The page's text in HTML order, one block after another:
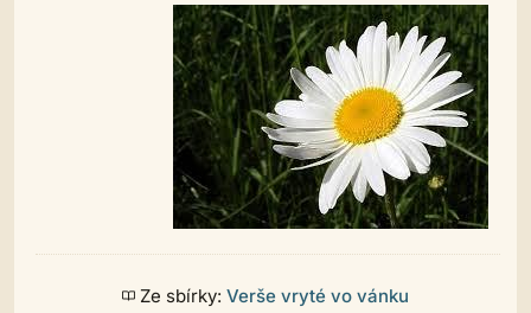
Ze sbírky: Verše vryté vo vánku